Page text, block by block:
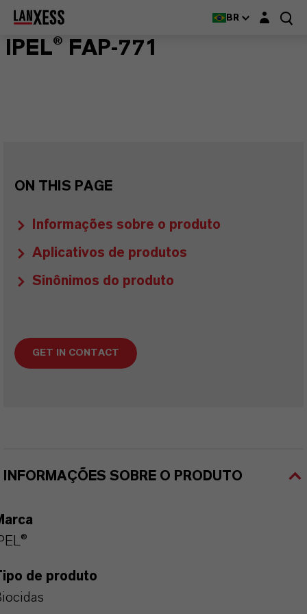
BR Login layer
IPEL® FAP-771
ON THIS PAGE
Informações sobre o produto
Aplicativos de produtos
Sinônimos do produto
GET IN CONTACT
INFORMAÇÕES SOBRE O PRODUTO
de produto